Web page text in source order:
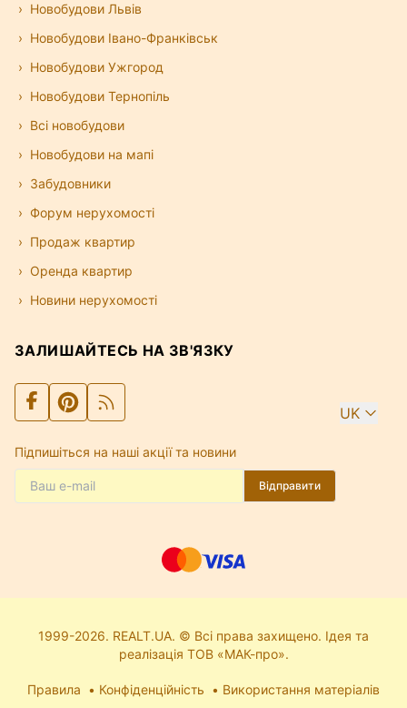
Новобудови Львів
Новобудови Івано-Франківськ
Новобудови Ужгород
Новобудови Тернопіль
Всі новобудови
Новобудови на мапі
Забудовники
Форум нерухомості
Продаж квартир
Оренда квартир
Новини нерухомості
ЗАЛИШАЙТЕСЬ НА ЗВ'ЯЗКУ
UK
Підпишіться на наші акції та новини
Відправити
1999-2026. REALT.UA. © Всі права захищено. Ідея та
реалізація ТОВ «МАК-про».
Правила Конфіденційність Використання матеріалів